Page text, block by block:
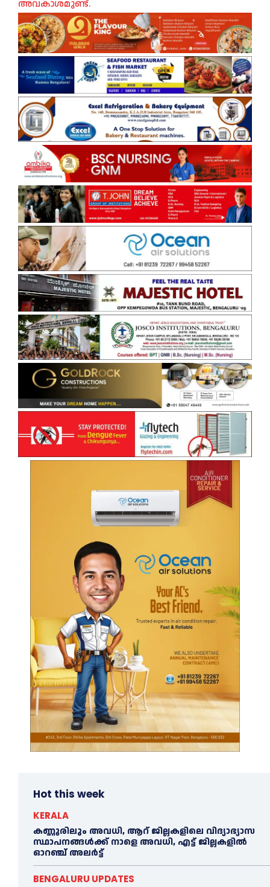
അവകാശമുണ്ട്.
Hot this week
KERALA
കണ്ണൂരിലും അവധി, ആറ് ജില്ലകളിലെ വിദ്യാഭ്യാസ
സ്ഥാപനങ്ങൾക്ക് നാളെ അവധി, എട്ട് ജില്ലകളിൽ
ഓറഞ്ച് അലർട്ട്
BENGALURU UPDATES